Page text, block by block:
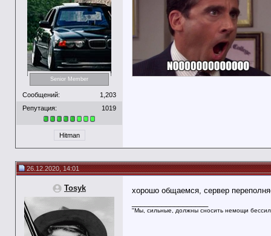
Senior Member
Сообщений:
1,203
Репутация:
1019
Hitman
26.12.2020, 14:01
Tosyk
хорошо общаемся, сервер
"Мы, сильные, должны сносить немощи